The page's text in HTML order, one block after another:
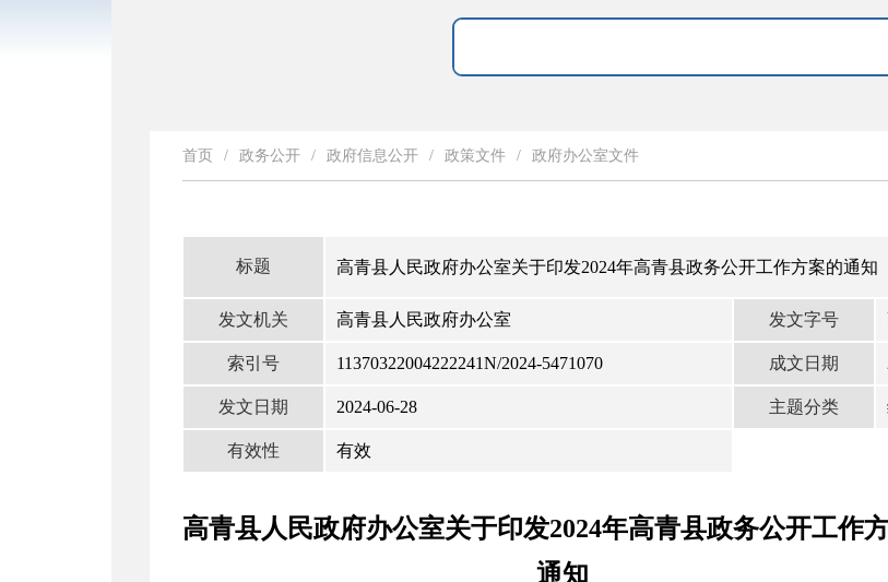
首页 / 政务公开 / 政府信息公开 / 政策文件 / 政府办公室文件
标题 高青县人民政府办公室关于印发2024年高青县政务公开工作方案的通知
发文机关 高青县人民政府办公室 发文字号
索引号 11370322004222241N/2024-5471070 成文日期
发文日期 2024-06-28 主题分类
有效性 有效
高青县人民政府办公室关于印发2024年高青县政务公开工作
通知